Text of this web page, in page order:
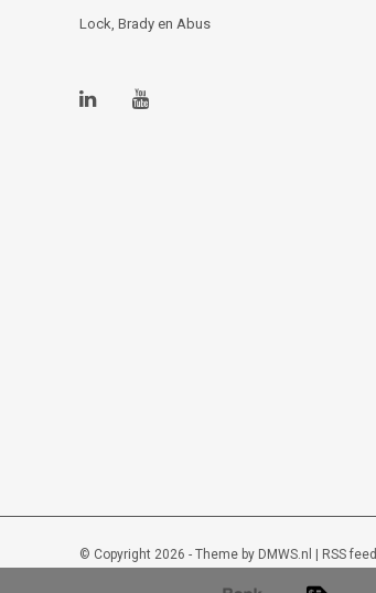
Lock, Brady en Abus
© Copyright 2026 - Theme by DMWS.nl | RSS feed